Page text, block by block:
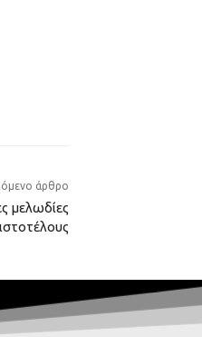
άρθρο
μελωδίες